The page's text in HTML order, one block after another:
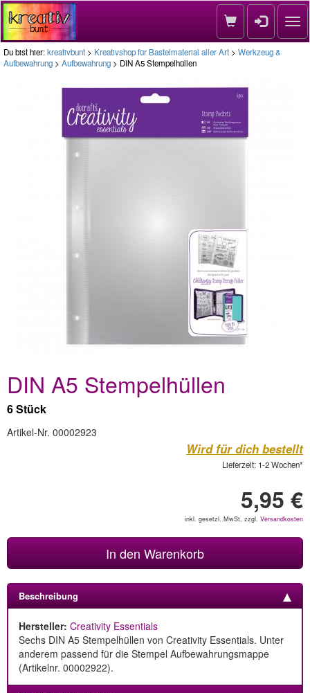
Du bist hier:kreativbunt > Kreativshop für Bastelmaterial aller Art > Werkzeug &
Aufbewahrung > Aufbewahrung > DIN A5 Stempelhüllen
DIN A5 Stempelhüllen
6 Stück
Artikel-Nr. 00002923
Wird für dich bestellt
Lieferzeit: 1-2 Wochen*
5,95 €
inkl. gesetzl. MwSt, zzgl. Versandkosten
In den Warenkorb
Beschreibung
Hersteller: Creativity Essentials
Sechs DIN A5 Stempelhüllen von Creativity Essentials. Unter
anderem passend für die Stempel Aufbewahrungsmappe
(Artikelnr. 00002922).